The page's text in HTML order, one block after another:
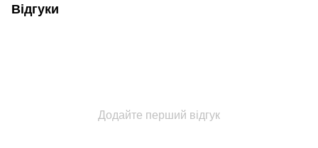
Відгуки
Додайте перший відгук